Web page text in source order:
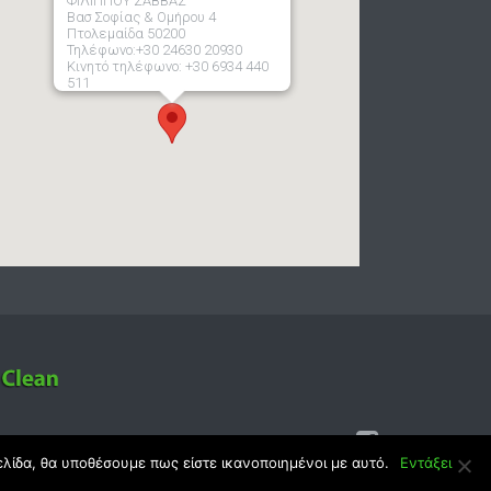
Βασ Σοφίας & Ομήρου 4
Πτολεμαίδα 50200
Τηλέφωνο:+30 24630 20930
Κινητό τηλέφωνο: +30 6934 440
511
CreativityWeb,gr
θα υποθέσουμε πως είστε ικανοποιημένοι με αυτό. Εντάξει